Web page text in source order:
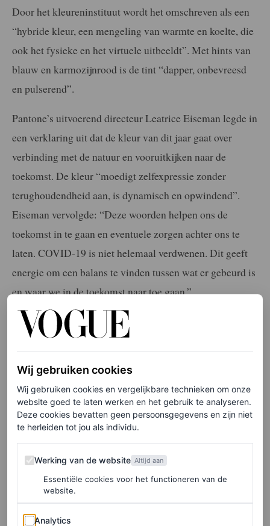
Door het kleureninstituut wordt het omschreven als een
“hybride kleur, een mengeling van warmte en koelte, die
ook het fysieke en het virtuele uitbeeldt”. Met hints van
blauw en karmozijnrood is de tint “dapper, onbevreesd
en pulserend”.
Pantone’s uitvoerend directeur Leatrice Eiseman legde in
een verklaring uit dat de kleur van dit jaar gaat over
verbinding met de natuur en vooruitkijken naar de
toekomst. De kleur “moedigt zelfexpressie zonder
terughoudendheid aan, is dynamisch en opwindend”.
Eiseman vervolgde: “Deze woorden helpen ons de
toekomst in te gaan en eventuele zorgen achter ons te
laten. COVID-19 is niet helemaal verdwenen. Dit geeft
energie om een balans te vinden tussen wat er gebeurd is
en waar we in de toekomst naar toe gaan.”
Doe daarmee wat je wil (neem het bijvoorbeeld met een
korreltje zout), maar er is geen twijfel over mogelijk dat
graag naar kijken.
De nieuwe Barbieroze?
het jaar 2022 ‘Very Peri’, een lavendelachtige tint.
Hoewel we die zeker veel voorbij hebben zien komen,
Wij gebruiken cookies
Wij gebruiken cookies en vergelijkbare technieken om onze
website goed te laten werken en het gebruik te analyseren.
Deze cookies bevatten geen persoonsgegevens en zijn niet
te herleiden tot jou als individu.
Werking van de website
Werking van de website Altijd aan
Essentiële cookies voor het functioneren van de
website.
Analytics
Analytics